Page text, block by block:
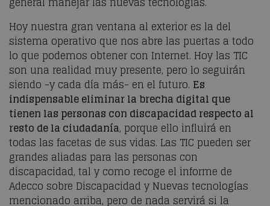
Hoy nuestra gran ventana al exterior es la del
sistema operativo que nos abre las puertas a todo
lo que podemos obtener con Internet. Hoy las TIC
son una realidad muy presente, pero lo seguirán
siendo -y cada día más- en el futuro. Es
indispensable eliminar la brecha digital que
tienen las personas con discapacidad respecto al
resto de la ciudadanía, porque ello influirá en
todas las facetas de sus vidas. Las TIC pueden ser
grandes aliadas para las personas con
discapacidad, tal y como recoge el informe de
Adecco sobre Discapacidad y Nuevas tecnologías
mencionado arriba, pero de nada servirá si la